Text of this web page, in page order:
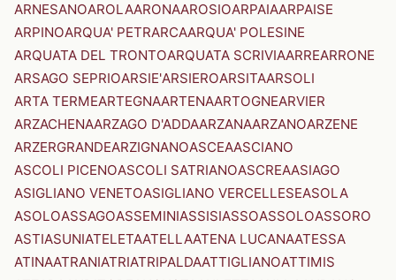
ARNESANOAROLAARONAAROSIOARPAIAARPAISE
ARPINOARQUA' PETRARCAARQUA' POLESINE
ARQUATA DEL TRONTOARQUATA SCRIVIAARREARRONE
ARSAGO SEPRIOARSIE'ARSIEROARSITAARSOLI
ARTA TERMEARTEGNAARTENAARTOGNEARVIER
ARZACHENAARZAGO D'ADDAARZANAARZANOARZENE
ARZERGRANDEARZIGNANOASCEAASCIANO
ASCOLI PICENOASCOLI SATRIANOASCREAASIAGO
ASIGLIANO VENETOASIGLIANO VERCELLESEASOLA
ASOLOASSAGOASSEMINIASSISIASSOASSOLOASSORO
ASTIASUNIATELETAATELLAATENA LUCANAATESSA
ATINAATRANIATRIATRIPALDAATTIGLIANOATTIMIS